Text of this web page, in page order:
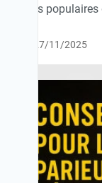
plus
27/11/2025